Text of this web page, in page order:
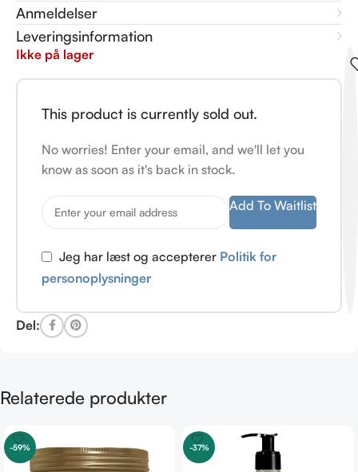
Anmeldelser
Leveringsinformation
Ikke på lager
This product is currently sold out.
No worries! Enter your email, and we'll let you
know as soon as it's back in stock.
Add To Waitlist
Jeg har læst og accepterer Politik for
personoplysninger
Del:
Relaterede produkter
-59% -37%